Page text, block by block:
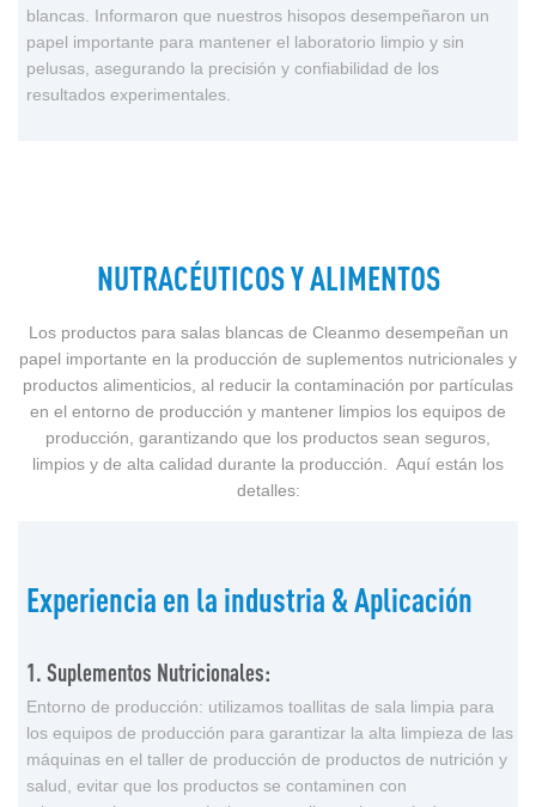
blancas. Informaron que nuestros hisopos desempeñaron un
papel importante para mantener el laboratorio limpio y sin
pelusas, asegurando la precisión y confiabilidad de los
resultados experimentales.
NUTRACÉUTICOS Y ALIMENTOS
Los productos para salas blancas de Cleanmo desempeñan un
papel importante en la producción de suplementos nutricionales y
productos alimenticios, al reducir la contaminación por partículas
en el entorno de producción y mantener limpios los equipos de
producción, garantizando que los productos sean seguros,
limpios y de alta calidad durante la producción. Aquí están los
detalles:
Experiencia en la industria & Aplicación
1. Suplementos Nutricionales:
Entorno de producción: utilizamos toallitas de sala limpia para
los equipos de producción para garantizar la alta limpieza de las
máquinas en el taller de producción de productos de nutrición y
salud, evitar que los productos se contaminen con